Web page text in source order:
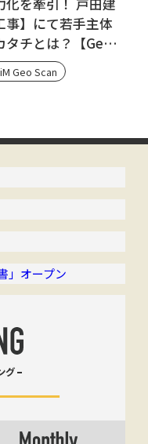
を牽引！ 戸田建
事】にて若手主体
タチとは？【Geo
Geo Scan
グ